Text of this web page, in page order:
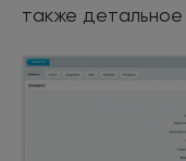
также